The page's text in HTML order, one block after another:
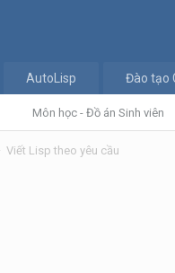
Môn học - Đồ án Sinh viên
AutoLisp Đào tạo
Viết Lisp theo yêu cầu